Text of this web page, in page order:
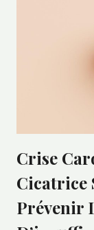
Crise
Cicatrice
Prévenir